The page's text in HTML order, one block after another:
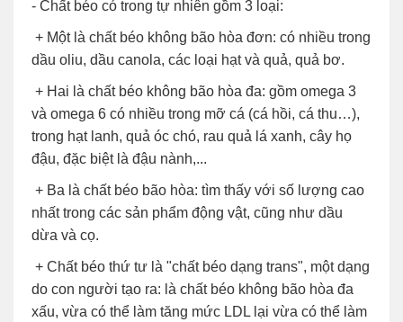
- Chất béo có trong tự nhiên gồm 3 loại:
+ Một là chất béo không bão hòa đơn: có nhiều trong
dầu oliu, dầu canola, các loại hạt và quả, quả bơ.
+ Hai là chất béo không bão hòa đa: gồm omega 3
và omega 6 có nhiều trong mỡ cá (cá hồi, cá thu…),
trong hạt lanh, quả óc chó, rau quả lá xanh, cây họ
đậu, đặc biệt là đậu nành,...
+ Ba là chất béo bão hòa: tìm thấy với số lượng cao
nhất trong các sản phẩm động vật, cũng như dầu
dừa và cọ.
+ Chất béo thứ tư là "chất béo dạng trans", một dạng
do con người tạo ra: là chất béo không bão hòa đa
xấu, vừa có thể làm tăng mức LDL lại vừa có thể làm